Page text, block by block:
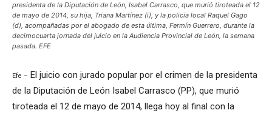
presidenta de la Diputación de León, Isabel Carrasco, que murió tiroteada el 12
de mayo de 2014, su hija, Triana Martínez (i), y la policia local Raquel Gago
(d), acompañadas por el abogado de esta última, Fermín Guerrero, durante la
decimocuarta jornada del juicio en la Audiencia Provincial de León, la semana
pasada. EFE
Efe – El juicio con jurado popular por el crimen de la presidenta
de la Diputación de León Isabel Carrasco (PP), que murió
tiroteada el 12 de mayo de 2014, llega hoy al final con la